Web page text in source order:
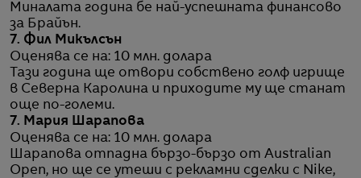
Миналата година бе най-успешната финансово
за Брайън.
7. Фил Микълсън
Оценява се на: 10 млн. долара
Тази година ще отвори собствено голф игрище
в Северна Каролина и приходите му ще станат
още по-големи.
7. Мария Шарапова
Оценява се на: 10 млн. долара
Шарапова отпадна бързо-бързо от Australian
Open, но ще се утеши с рекламни сделки с Nike,